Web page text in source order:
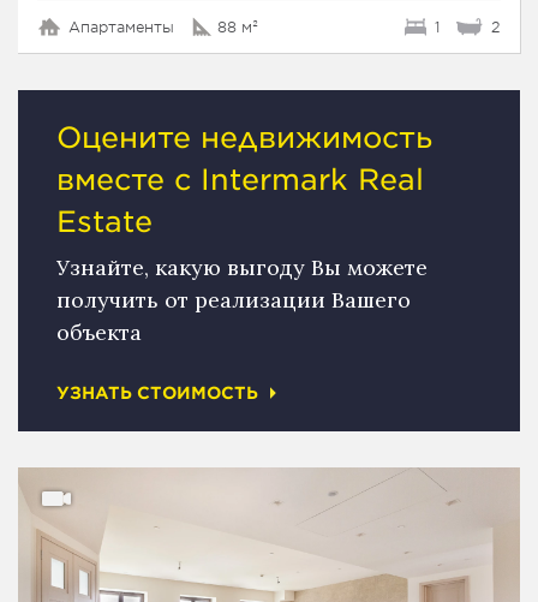
Апартаменты 88 м² 1 2
Оцените недвижимость
вместе с Intermark Real
Estate
Узнайте, какую выгоду Вы можете
получить от реализации Вашего
объекта
УЗНАТЬ СТОИМОСТЬ